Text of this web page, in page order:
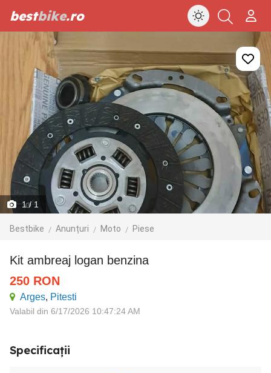
bestbike.ro
1/ 1
Bestbike Anunțuri Moto Piese
kit ambreaj logan benzina
250 RON
Arges, Pitesti
Valabil din 6/17/2026 10:47:24 AM
Specificații